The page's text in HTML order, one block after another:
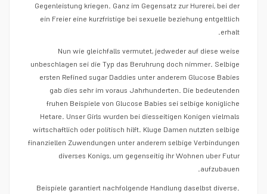
Gegenleistung kriegen. Ganz im Gegensatz zur Hurerei, bei der
ein Freier eine kurzfristige bei sexuelle beziehung entgeltlich
erhalt.
Nun wie gleichfalls vermutet, jedweder auf diese weise
unbeschlagen sei die Typ das Beruhrung doch nimmer. Selbige
ersten Refined sugar Daddies unter anderem Glucose Babies
gab dies sehr im voraus Jahrhunderten. Die bedeutenden
fruhen Beispiele von Glucose Babies sei selbige konigliche
Hetare. Unser Girls wurden bei diesseitigen Konigen vielmals
wirtschaftlich oder politisch hilft. Kluge Damen nutzten selbige
finanziellen Zuwendungen unter anderem selbige Verbindungen
diverses Konigs, um gegenseitig ihr Wohnen uber Futur
aufzubauen.
Beispiele garantiert nachfolgende Handlung daselbst diverse.